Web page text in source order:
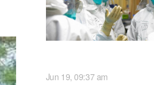
Jun 19, 09:37 am